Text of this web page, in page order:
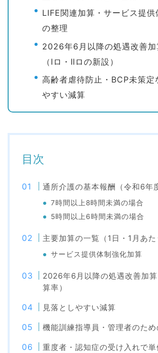
LIFE関連加算・サービス提
の整理
2026年6月以降の処遇改善加
（Ⅰロ・Ⅱロの新設）
高齢者虐待防止・BCP未策定
やすい減算
目次
通所介護の基本報酬（令和6年
7時間以上8時間未満の場合
5時間以上6時間未満の場合
主要加算の一覧（1日・1月あた
サービス提供体制強化加算
2026年6月以降の処遇改善加
算率）
見落としやすい減算
機能訓練指導員・管理者のた
重度者・認知症の受け入れで単